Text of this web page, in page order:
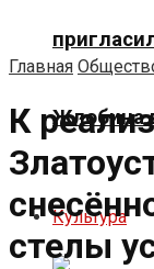
Жлобина
Культура
Главная
К
стелы